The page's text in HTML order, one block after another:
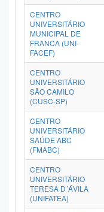
CENTRO
UNIVERSITÁRIO
MUNICIPAL DE
FRANCA (UNI-
FACEF)
CENTRO
UNIVERSITÁRIO
SÃO CAMILO
(CUSC-SP)
CENTRO
UNIVERSITÁRIO
SAÚDE ABC
(FMABC)
CENTRO
UNIVERSITÁRIO
TERESA D´ÁVILA
(UNIFATEA)